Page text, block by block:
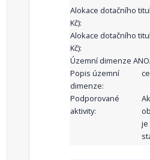
Alokace dotačního
Kč):
Alokace dotačního
Kč):
Územní dimenze
Popis územní
dimenze:
Podporované
aktivity:
je